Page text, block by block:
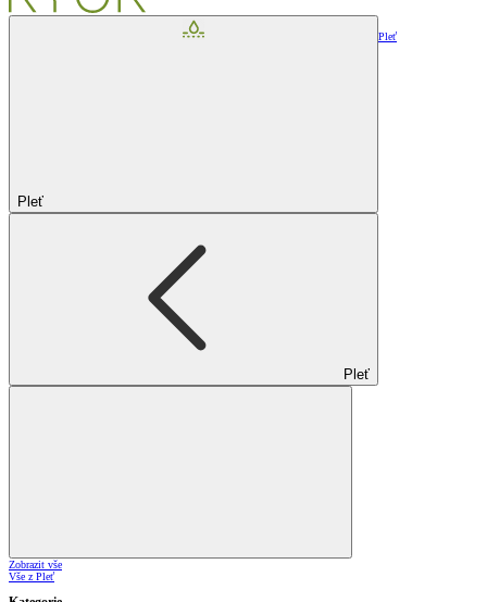
Pleť
Pleť
Pleť
Zobrazit vše
Vše z Pleť